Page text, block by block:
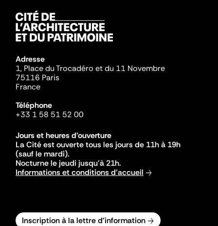
Adresse
1, Place du Trocadéro et du 11 Novembre
75116 Paris
France
Téléphone
+33 1 58 51 52 00
Jours et heures d'ouverture
La Cité est ouverte tous les jours de 11h à 19h
(sauf le mardi).
Nocturne le jeudi jusqu'à 21h.
Informations et conditions d'accueil
Inscription à la lettre d'information